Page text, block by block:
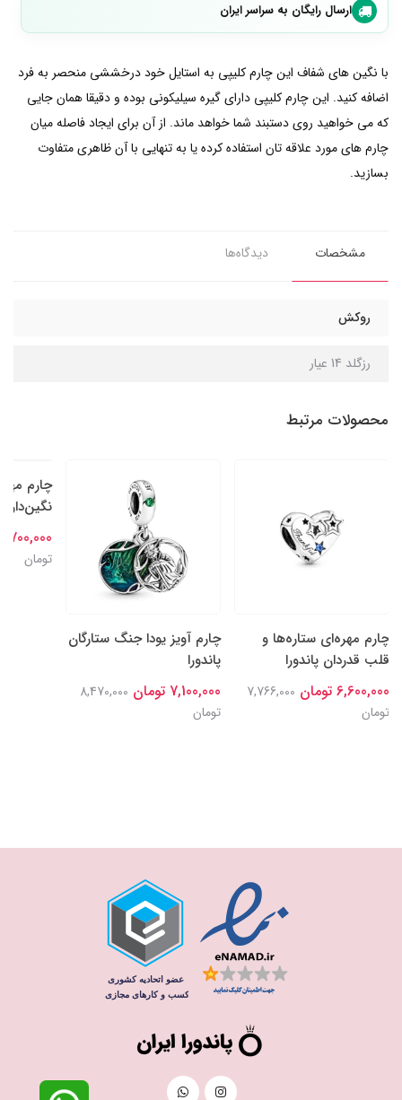
ارسال رایگان به سراسر ایران
با نگین های شفاف این چارم کلیپی به استایل خود درخششی منحصر به فرد
اضافه کنید. این چارم کلیپی دارای گیره سیلیکونی بوده و دقیقا همان جایی
که می خواهید روی دستبند شما خواهد ماند. از آن برای ایجاد فاصله میان
چارم های مورد علاقه تان استفاده کرده یا به تنهایی با آن ظاهری متفاوت
بسازید.
مشخصات دیدگاه‌ها
روکش
رزگلد 14 عیار
محصولات مرتبط
چارم مهره‌ای ستاره‌ها و
قلب قدردان پاندورا
6,600,000 تومان
7,766,000
تومان
چارم آویز یودا جنگ ستارگان
پاندورا
7,100,000 تومان
8,470,000
تومان